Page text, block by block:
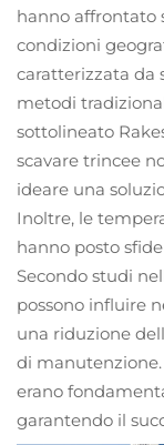
hanno affrontato
condizioni
caratterizzata da
metodi
sottolineato
scavare trincee
ideare una
Inoltre, le
hanno posto
Secondo studi
possono influire
una riduzione
di
erano
garantendo il